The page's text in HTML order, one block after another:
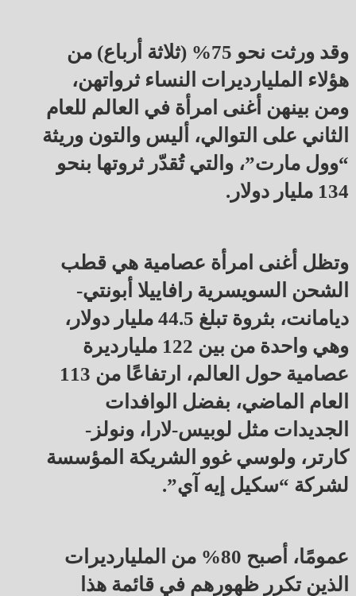
وقد ورثت نحو 75% (ثلاثة أرباع) من
هؤلاء المليارديرات النساء ثرواتهن،
ومن بينهن أغنى امرأة في العالم للعام
الثاني على التوالي، أليس والتون وريثة
“وول مارت”، والتي تُقدّر ثروتها بنحو
134 مليار دولار.
وتظل أغنى امرأة عصامية هي قطب
الشحن السويسرية رافاييلا أبونتي-
ديامانت، بثروة تبلغ 44.5 مليار دولار،
وهي واحدة من بين 122 مليارديرة
عصامية حول العالم، ارتفاعًا من 113
العام الماضي، بفضل الوافدات
الجديدات مثل لوبيس-لارا، ونولز-
كارتر، ولوسي غوو الشريكة المؤسسة
لشركة “سكيل إيه آي”.
عمومًا، أصبح 80% من المليارديرات
الذين تكرر ظهورهم في قائمة هذا